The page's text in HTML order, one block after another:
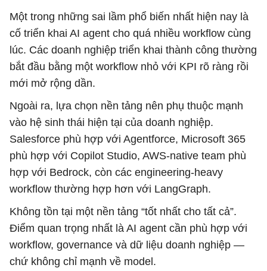
Một trong những sai lầm phổ biến nhất hiện nay là
cố triển khai AI agent cho quá nhiều workflow cùng
lúc. Các doanh nghiệp triển khai thành công thường
bắt đầu bằng một workflow nhỏ với KPI rõ ràng rồi
mới mở rộng dần.
Ngoài ra, lựa chọn nền tảng nên phụ thuộc mạnh
vào hệ sinh thái hiện tại của doanh nghiệp.
Salesforce phù hợp với Agentforce, Microsoft 365
phù hợp với Copilot Studio, AWS-native team phù
hợp với Bedrock, còn các engineering-heavy
workflow thường hợp hơn với LangGraph.
Không tồn tại một nền tảng “tốt nhất cho tất cả”.
Điểm quan trọng nhất là AI agent cần phù hợp với
workflow, governance và dữ liệu doanh nghiệp —
chứ không chỉ mạnh về model.